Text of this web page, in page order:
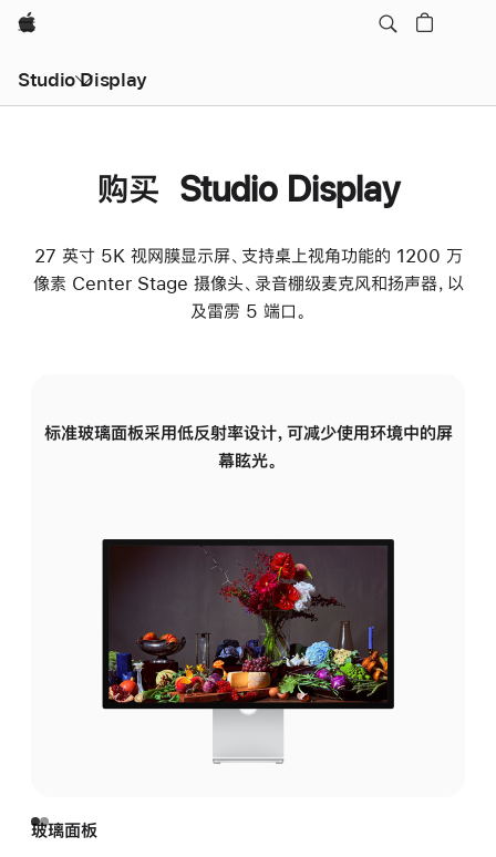
Apple
Studio Display
购买 Studio Display
27 英寸 5K 视网膜显示屏、支持桌上视角功能的 1200 万
像素 Center Stage 摄像头、录音棚级麦克风和扬声器，以
及雷雳 5 端口。
标准玻璃面板采用低反射率设计，可减少使用环境中的屏
幕眩光。
玻璃面板